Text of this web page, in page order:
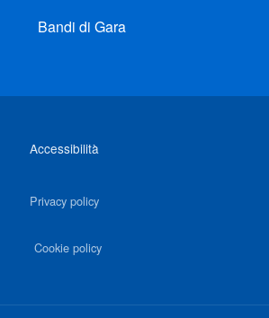
Bandi di Gara
Accessibilità
Privacy policy
Cookie policy